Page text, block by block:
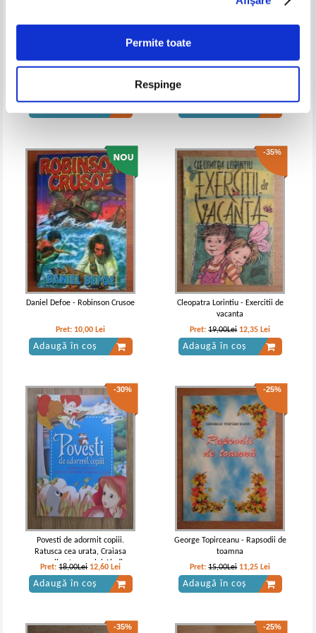
Permite toate
Respinge
Pret:10,00Lei
Pret:10,00Lei7,50Lei
Adaugă în coș
-25%
Emil Garleanu - Din lumea celor cari
nu cuvanta
IN STOC
Pret:10,00Lei7,50Lei
Adaugă în coș
Emil Garleanu - Din lumea celor
care nu cuvanta
IN STOC
Pret:13,00Lei9,75Lei
Adaugă în coș
Emil Garleanu - Din lumea celor
care nu cuvanta. Schite si nuvele
IN STOC
Pret:10,00Lei 7,50 Lei
Adaugă în coș
-25%
Emil Garleanu - Din lumea celor
care nu cuvanta
IN STOC
Pret:10,00Lei7,50Lei
Adaugă în coș
-30% -30%
Ion Creanga - Danila Prepeleac
Ilie Cleopa - Povestiri pentru
Daniel Defoe - Robinson Crusoe
Pret: 10,00 Lei
Adaugă în coș
-35%
Cleopatra Lorintiu - Exercitii de
vacanta
Pret:19,00Lei 12,35 Lei
Adaugă în coș
-30%
Povesti de adormit copiii.
Ratusca cea urata, Craiasa
zapezilor, Lampa lui Aladin
Pret:18,00Lei 12,60 Lei
Adaugă în coș
-25%
George Topirceanu - Rapsodii de
toamna
Pret:15,00Lei 11,25 Lei
Adaugă în coș
-35% -25%